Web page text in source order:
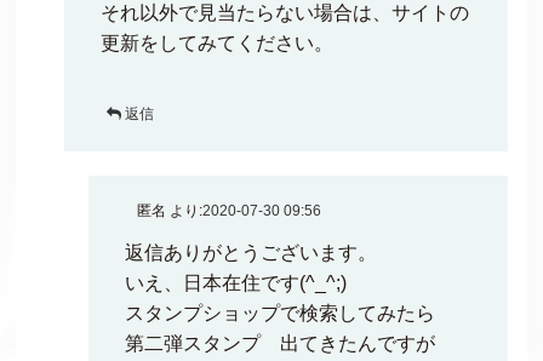
それ以外で見当たらない場合は、サイトの
更新をしてみてください。
返信
匿名 より:2020-07-30 09:56
返信ありがとうございます。
いえ、日本在住です(^_^;)
スタンプショップで検索してみたら
第二弾スタンプ 出てきたんですが